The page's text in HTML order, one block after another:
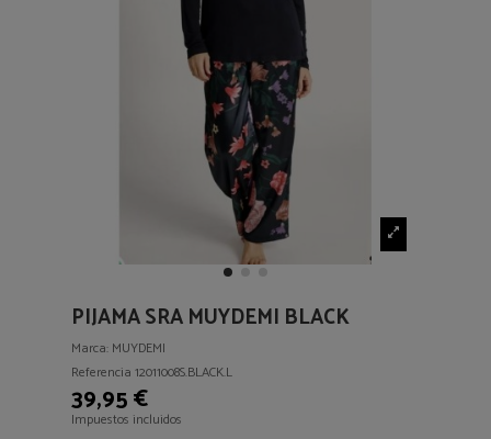
PIJAMA SRA MUYDEMI BLACK
Marca: MUYDEMI
Referencia 12011008S.BLACK.L
39,95 €
Impuestos incluidos